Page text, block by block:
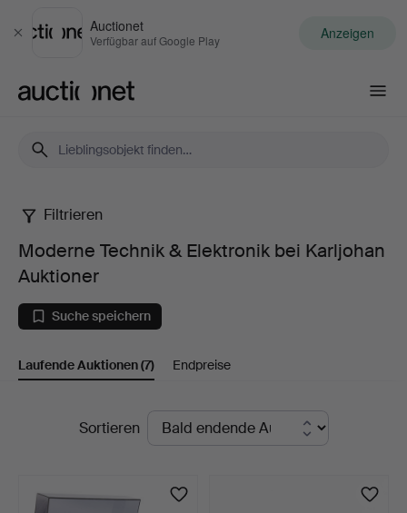
Schließen
Auctionet
Verfügbar auf Google Play Anzeigen
Moderne
Technik
&
Elektronik
Karljohan
Auktioner
Filtrieren
Moderne Technik & Elektronik bei Karljohan
Auktioner
Suche speichern
Laufende Auktionen(7) Endpreise
LaufendeSortieren